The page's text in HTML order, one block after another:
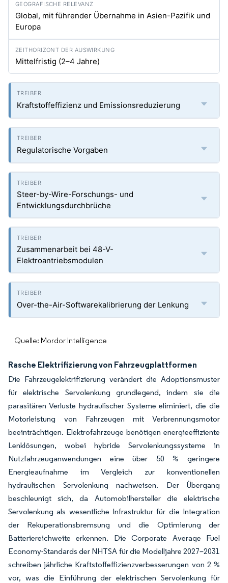
Global, mit führender Übernahme in Asien-Pazifik und
Europa
Mittelfristig (2–4 Jahre)
Kraftstoffeffizienz und Emissionsreduzierung
Regulatorische Vorgaben
Steer-by-Wire-Forschungs- und
Entwicklungsdurchbrüche
Zusammenarbeit bei 48-V-
Elektroantriebsmodulen
Over-the-Air-Softwarekalibrierung der Lenkung
Quelle: Mordor Intelligence
Rasche Elektrifizierung von Fahrzeugplattformen
Die Fahrzeugelektrifizierung verändert die Adoptionsmuster
für elektrische Servolenkung grundlegend, indem sie die
parasitären Verluste hydraulischer Systeme eliminiert, die die
Motorleistung von Fahrzeugen mit Verbrennungsmotor
beeinträchtigen. Elektrofahrzeuge benötigen energieeffiziente
Lenklösungen, wobei hybride Servolenkungssysteme in
Nutzfahrzeuganwendungen eine über 50 % geringere
Energieaufnahme im Vergleich zur konventionellen
hydraulischen Servolenkung nachweisen. Der Übergang
beschleunigt sich, da Automobilhersteller die elektrische
Servolenkung als wesentliche Infrastruktur für die Integration
der Rekuperationsbremsung und die Optimierung der
Batteriereichweite erkennen. Die Corporate Average Fuel
Economy-Standards der NHTSA für die Modelljahre 2027–2031
schreiben jährliche Kraftstoffeffizienzverbesserungen von 2 %
vor, was die Einführung der elektrischen Servolenkung für